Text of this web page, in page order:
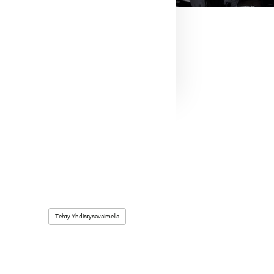
Tehty Yhdistysavaimella